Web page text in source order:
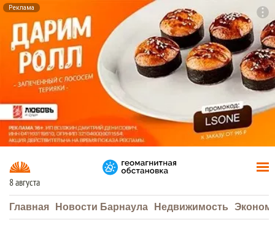
Реклама
8 августа
Главная Новости Барнаула Недвижимость